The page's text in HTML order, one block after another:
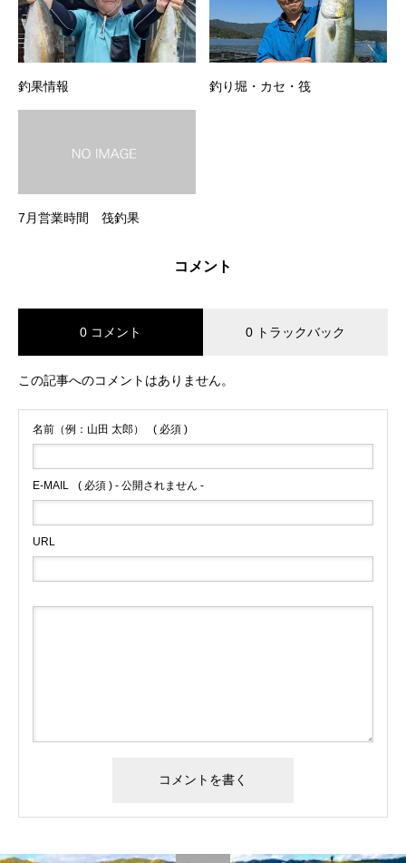
釣果情報 釣り堀・カセ・筏
7月営業時間 筏釣果
コメント
0 コメント 0 トラックバック
この記事へのコメントはありません。
名前（例：山田 太郎） ( 必須 )
E-MAIL ( 必須 ) - 公開されません -
URL